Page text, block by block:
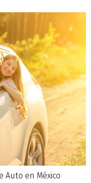
Auto en México